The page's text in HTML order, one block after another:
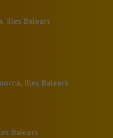
Illes Balears
Illes Balears
Balears